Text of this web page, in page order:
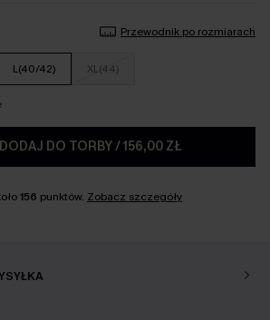
Przewodnik po rozmiarach
L(40/42) XL(44)
DODAJ DO TORBY/156,00 ZŁ
156 punktów. Zobacz szczegóły